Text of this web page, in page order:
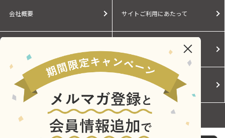
会社概要 サイトご利用にあたって
Cookieポリシー ご利用規約
お問い合わせ
【送料込み】【静岡県】熱海の完熟ダイダイ Stout (3本